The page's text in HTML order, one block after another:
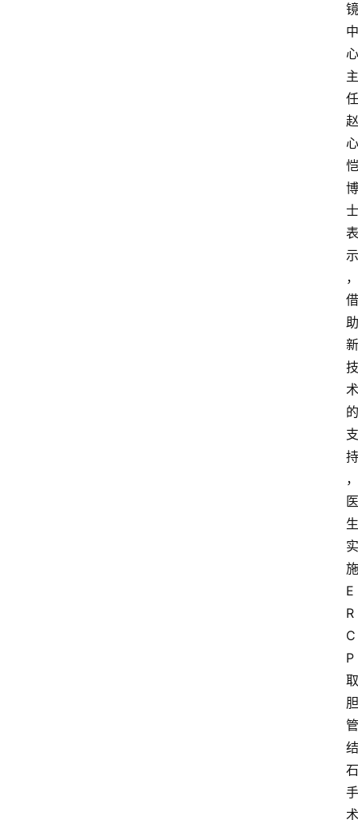
镜
中
心
主
任
赵
心
恺
博
士
表
示
，
借
助
新
技
术
的
支
持
，
医
生
实
施
E
R
C
P
取
胆
管
结
石
手
术